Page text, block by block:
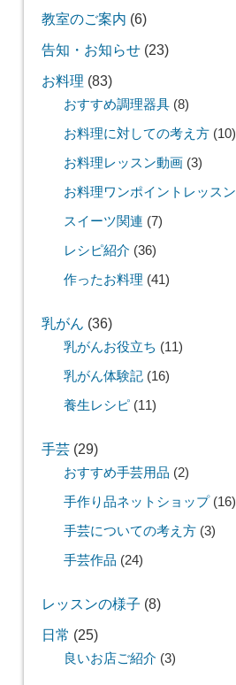
教室のご案内 (6)
告知・お知らせ(23)
お料理 (83)
おすすめ調理器具(8)
お料理に対しての考え方(10)
お料理レッスン動画(3)
お料理ワンポイントレッスン
スイーツ関連 (7)
レシピ紹介 (36)
作ったお料理 (41)
乳がん (36)
乳がんお役立ち (11)
乳がん体験記(16)
養生レシピ(11)
手芸(29)
おすすめ手芸用品 (2)
手作り品ネットショップ(16)
手芸についての考え方(3)
手芸作品 (24)
レッスンの様子 (8)
日常 (25)
良いお店ご紹介 (3)